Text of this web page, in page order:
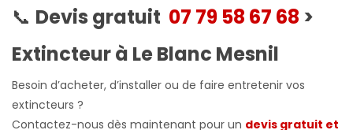
📞 Devis gratuit 07 79 58 67 68 >
Extincteur à Le Blanc Mesnil
Besoin d’acheter, d’installer ou de faire entretenir vos
extincteurs ?
Contactez-nous dès maintenant pour un devis gratuit et